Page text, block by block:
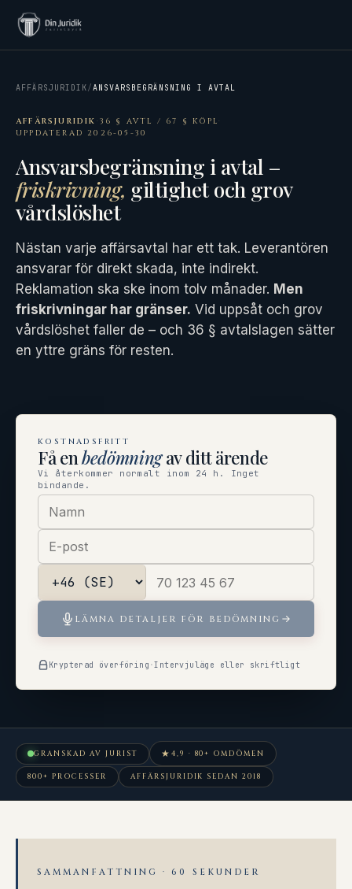
AFFÄRSJURIDIK/ANSVARSBEGRÄNSNING I AVTAL
AFFÄRSJURIDIK · 36 § AVTL / 67 § KÖPL·
UPPDATERAD 2026-05-30
Ansvarsbegränsning i avtal –
friskrivning, giltighet och grov
vårdslöshet
Nästan varje affärsavtal har ett tak. Leverantören
ansvarar för direkt skada, inte indirekt.
Reklamation ska ske inom tolv månader. Men
friskrivningar har gränser. Vid uppsåt och grov
vårdslöshet faller de – och 36 § avtalslagen sätter
en yttre gräns för resten.
KOSTNADSFRITT
Få enbedömningav ditt ärende
Vi återkommer normalt inom 24 h. Inget
bindande.
LÄMNA DETALJER FÖR BEDÖMNING
Krypterad överföring ·Intervjuläge eller skriftligt
GRANSKAD AV JURIST ★ 4,9 · 80+ OMDÖMEN
800+ PROCESSER AFFÄRSJURIDIK SEDAN 2018
SAMMANFATTNING · 60 SEKUNDER